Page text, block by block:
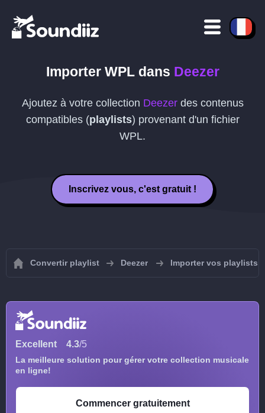
Importer WPLdans Deezer
Ajoutez à votre collection Deezerdes contenus
compatibles (playlists) provenant d'un fichier
WPL.
Inscrivez vous, c'est gratuit !
Convertir playlist Deezer Importer vos playlists
Excellent 4.3/5
La meilleure solution pour gérer votre collection musicale
en ligne!
Commencer gratuitement